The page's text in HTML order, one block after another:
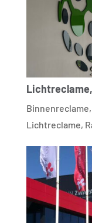
Binnenreclame,
Lichtreclame,